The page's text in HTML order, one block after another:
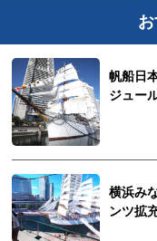
帆船日
ジュー
横浜み
ンツ拡